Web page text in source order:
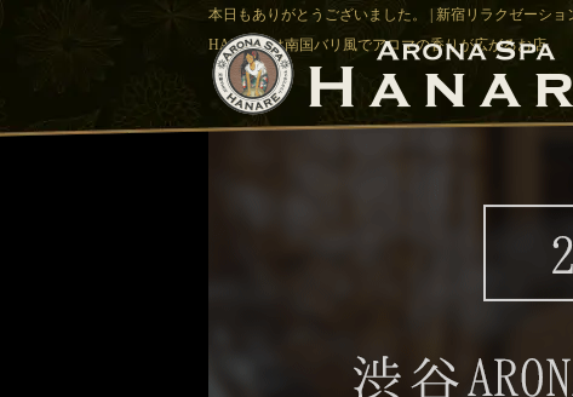
本日もありがとうございました。 | 新宿リラクゼーシ
HANAREは南国バリ風でアロマの香りが広がるお店